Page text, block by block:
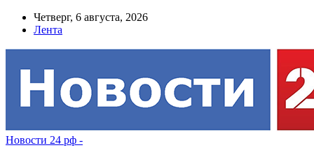
Четверг, 6 августа, 2026
Лента
Новости 24 рф -